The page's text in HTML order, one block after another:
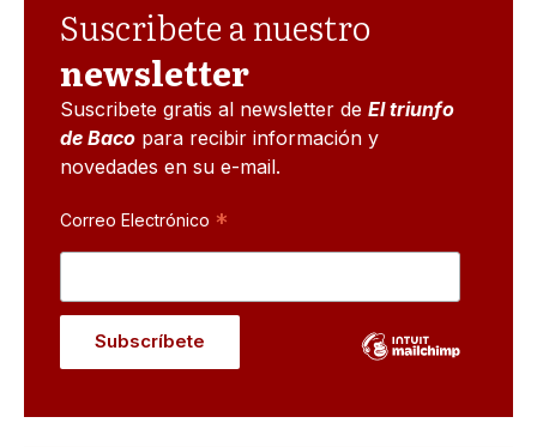
Suscribete a nuestro
newsletter
Suscribete gratis al newsletter de El triunfo
de Baco para recibir información y
novedades en su e-mail.
Correo Electrónico *